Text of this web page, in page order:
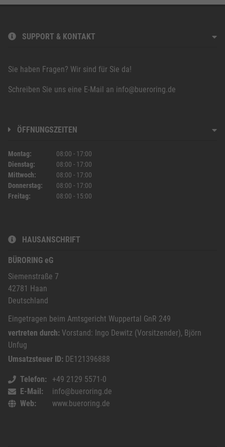
SUPPORT & KONTAKT
Sie haben Fragen? Wir sind für Sie da!
Schreiben Sie uns eine E-Mail an info@bueroring.de
ÖFFNUNGSZEITEN
Montag 08:00 - 17:00
Dienstag
08:00 - 17:00
Mittwoch
08:00 - 17:00
Donnerstag
08:00 - 17:00
Freitag
08:00 - 15:00
HAUSANSCHRIFT
BÜRORING eG
Siemenstraße 7
42781 Haan
Deutschland
Eingetragen beim Amtsgericht Wuppertal GnR 249
vertreten durch: Vorstand: Ingo Dewitz (Vorsitzender), Björn
Unfug
Umsatzsteuer ID: DE121396888
Telefon
+49 2129 5571-0
E-Mail
info@bueroring.de
Web
www.bueroring.de